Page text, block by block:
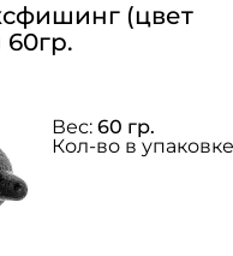
(цвет
Вес: 60 гр.
Кол-во в